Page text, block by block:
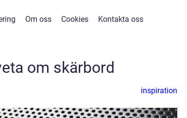
Om oss Cookies Kontakta oss
om skärbord
inspiration